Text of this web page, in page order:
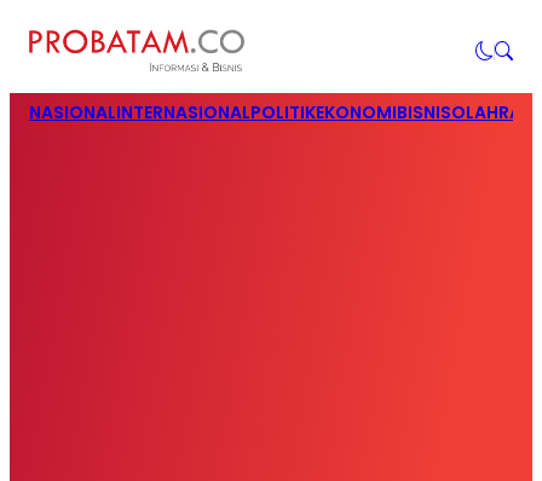
NASIONALINTERNASIONALPOLITIKEKONOMIBISNIS